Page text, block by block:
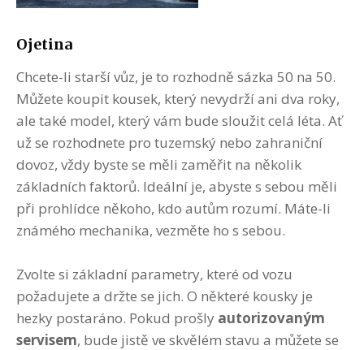
Ojetina
Chcete-li starší vůz, je to rozhodně sázka 50 na 50.
Můžete koupit kousek, který nevydrží ani dva roky,
ale také model, který vám bude sloužit celá léta. Ať
už se rozhodnete pro tuzemský nebo zahraniční
dovoz, vždy byste se měli zaměřit na několik
základních faktorů. Ideální je, abyste s sebou měli
při prohlídce někoho, kdo autům rozumí. Máte-li
známého mechanika, vezměte ho s sebou.
Zvolte si základní parametry, které od vozu
požadujete a držte se jich. O některé kousky je
hezky postaráno. Pokud prošly autorizovaným
servisem, bude jistě ve skvělém stavu a můžete se